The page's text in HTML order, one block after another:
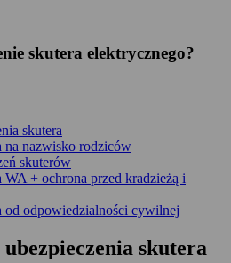
skutera elektrycznego?
skutera
na nazwisko rodziców
skuterów
WA + ochrona przed kradzieżą i
od odpowiedzialności cywilnej
skutera